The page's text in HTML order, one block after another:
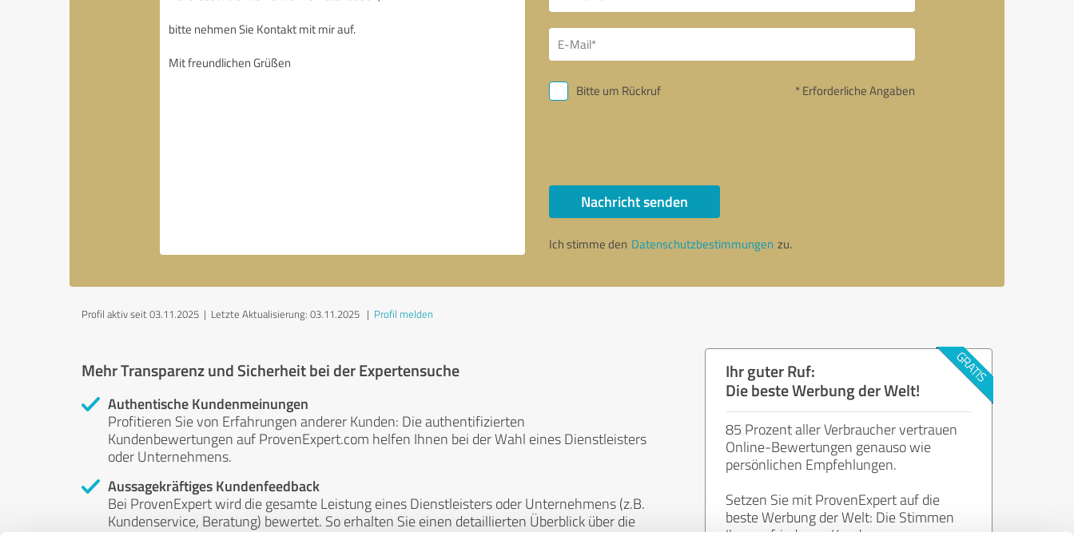
Bitte um Rückruf * Erforderliche Angaben
Nachricht senden
Ich stimme den Datenschutzbestimmungen zu.
Profil aktiv seit 03.11.2025 | Letzte Aktualisierung: 03.11.2025 | Profil melden
Mehr Transparenz und Sicherheit bei der Expertensuche
Authentische Kundenmeinungen
Profitieren Sie von Erfahrungen anderer Kunden: Die authentifizierten
Kundenbewertungen auf ProvenExpert.com helfen Ihnen bei der Wahl eines Dienstleisters
oder Unternehmens.
Aussagekräftiges Kundenfeedback
Bei ProvenExpert wird die gesamte Leistung eines Dienstleisters oder Unternehmens (z.B.
Kundenservice, Beratung) bewertet. So erhalten Sie einen detaillierten Überblick über die
Ihr guter Ruf:
Die beste Werbung der Welt!
85 Prozent aller Verbraucher vertrauen
Online-Bewertungen genauso wie
persönlichen Empfehlungen.
Setzen Sie mit ProvenExpert auf die
beste Werbung der Welt: Die Stimmen
Ihrer zufriedenen Kunden.